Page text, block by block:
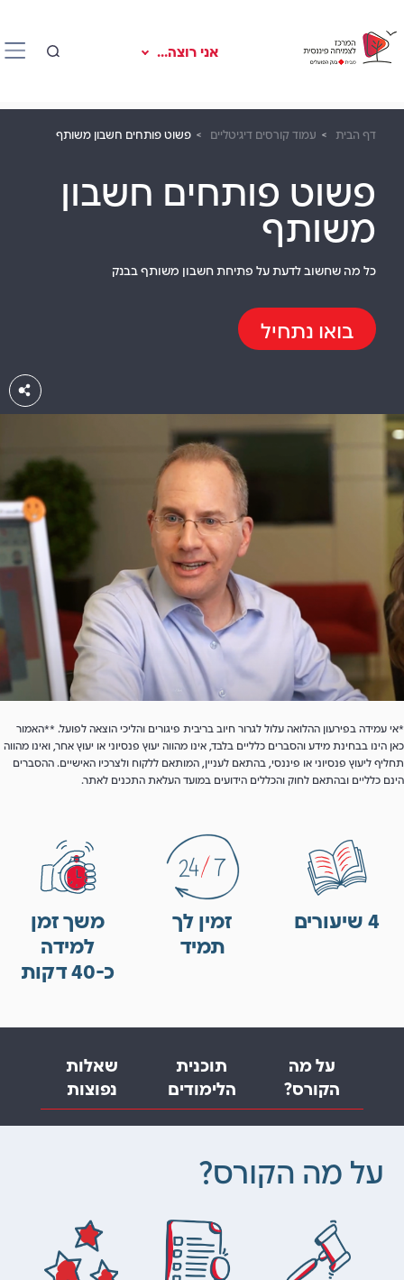
אני רוצה...
דף הבית עמוד קורסים דיגיטליים פשוט פותחים חשבון משותף
פשוט פותחים חשבון
משותף
כל מה שחשוב לדעת על פתיחת חשבון משותף בבנק
בואו נתחיל
*אי עמידה בפירעון ההלואה עלול לגרור חיוב בריבית פיגורים והליכי הוצאה לפועל. **האמור
כאן הינו בבחינת מידע והסברים כלליים בלבד, אינו מהווה יעוץ פנסיוני או יעוץ אחר, ואינו מהווה
תחליף ליעוץ פנסיוני או פיננסי, בהתאם לעניין, המותאם ללקוח ולצרכיו האישיים. ההסברים
הינם כלליים ובהתאם לחוק והכללים הידועים במועד העלאת התכנים לאתר.
4 שיעורים
זמין לך
תמיד
משך זמן
למידה
כ-40 דקות
על מה
הקורס?
תוכנית
הלימודים
שאלות
נפוצות
על מה הקורס?